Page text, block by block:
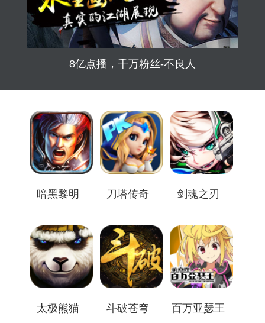
8亿点播，千万粉丝-不良人
暗黑黎明 刀塔传奇 剑魂之刃
太极熊猫 斗破苍穹 百万亚瑟王